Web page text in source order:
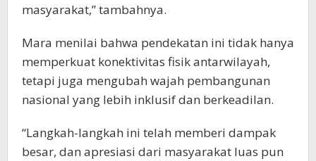
masyarakat,” tambahnya.
Mara menilai bahwa pendekatan ini tidak hanya
memperkuat konektivitas fisik antarwilayah,
tetapi juga mengubah wajah pembangunan
nasional yang lebih inklusif dan berkeadilan.
“Langkah-langkah ini telah memberi dampak
besar, dan apresiasi dari masyarakat luas pun